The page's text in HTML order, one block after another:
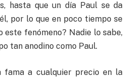
hasta que un día Paul se da
por lo que en poco tiempo se
este fenómeno? Nadie lo sabe,
tan anodino como Paul.
fama a cualquier precio en la